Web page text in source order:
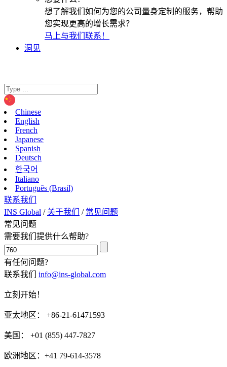
想了解我们如何为您的公司量身定制的服务，帮助
您实现更高的增长需求？
马上与我们联系！
洞见
Chinese
English
French
Japanese
Spanish
Deutsch
한국어
Italiano
Português (Brasil)
联系我们
INS Global / 关于我们 / 常见问题
常见问题
需要我们提供什么帮助?
有任何问题?
联系我们 info@ins-global.com
立刻开始！
亚太地区： +86-21-61471593
美国： +01 (855) 447-7827
欧洲地区：+41 79-614-3578